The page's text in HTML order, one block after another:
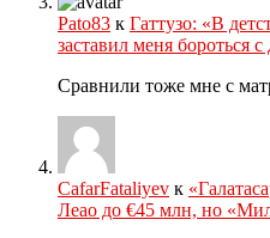
Pato83 к Гаттузо: «В
заставил меня бороться
Сравнили тоже мне с
CafarFataliyev к
Леао до €45 млн, но